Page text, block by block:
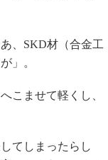
、SKD材（合金工
」。
こませて軽くし、
てしまったらし